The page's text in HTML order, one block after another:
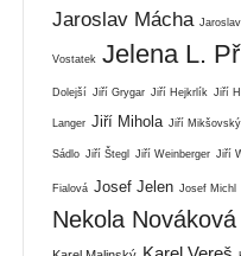
Jaroslav Mácha Jaroslav
Vostatek Jelena L.
Dolejší Jiří Grygar Jiří Hejkrlík Jiří
Langer Jiří Mihola Jiří Mikšovský
Sádlo Jiří Štegl Jiří Weinberger Jiří
Fialová Josef Jelen Josef Michl
Nekola Nováková